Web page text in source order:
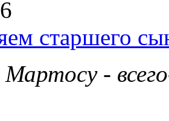
старшего
Мартосу -